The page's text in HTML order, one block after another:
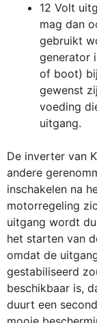
12 Volt
mag dan
gebruikt
generator
of boot)
gewenst
voeding
uitgang.
De inverter van
andere
inschakelen na
motorregeling
uitgang wordt
het starten van
omdat de
gestabiliseerd
beschikbaar is,
duurt een